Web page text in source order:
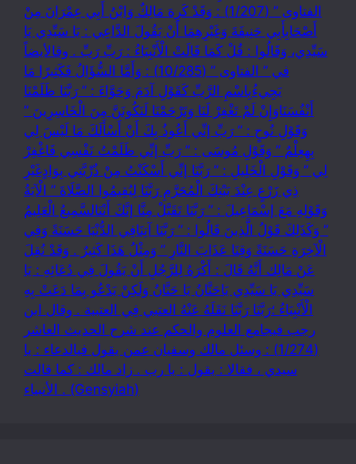
الفتاوى ” (1/207) : وَقَدْ كَرِهَ مَالِكٌ وَابْنُ أَبِي عِمْرَانَ مِنْ
أَصْحَابِأَبِي حَنِيفَةَ وَغَيْرِهِمَا أَنْ يَقُولَ الدَّاعِي : يَا سَيِّدِي يَا
سَيِّدِي، وَقَالُوا : قُلْ كَمَا قَالَتْ الْأَنْبِيَاءُ : رَبِّ رَبِّ . وقالأيضاً
في ” الفتاوى ” (10/285) : وَأَمَّا السُّؤَالُ فَكَثِيرًا مَا
يَجِيءُبِاسْمِ الرَّبِّ كَقَوْلِ آدَمَ وَحَوَّاءَ : ” رَبَّنَا ظَلَمْنَا
أَنْفُسَنَاوَإِنْ لَمْ تَغْفِرْ لَنَا وَتَرْحَمْنَا لَنَكُونَنَّ مِنَ الْخَاسِرِينَ ”
وَقَوْلِ نُوحٍ : ” رَبِّ إنِّي أَعُوذُ بِكَ أَنْ أَسْأَلَكَ مَا لَيْسَ لِي
بِهِعِلْمٌ ” وَقَوْلِ مُوسَى : ” رَبِّ إنِّي ظَلَمْتُ نَفْسِي فَاغْفِرْ
لِي ” وَقَوْلِ الْخَلِيلِ : ” رَبَّنَا إنِّي أَسْكَنْتُ مِنْ ذُرِّيَّتِي بِوَادٍغَيْرِ
ذِي زَرْعٍ عِنْدَ بَيْتِكَ الْمُحَرَّمِ رَبَّنَا لِيُقِيمُوا الصَّلَاةَ ” الْآيَةُ
وَقَوْلِهِ مَعَ إسْمَاعِيلَ : ” رَبَّنَا تَقَبَّلْ مِنَّا إنَّكَ أَنْتَالسَّمِيعُ الْعَلِيمُ
” وَكَذَلِكَ قَوْلُ الَّذِينَ قَالُوا : ” رَبَّنَا آتِنَافِي الدُّنْيَا حَسَنَةً وَفِي
الْآخِرَةِ حَسَنَةً وَقِنَا عَذَابَ النَّارِ ” وَمِثْلُ هَذَا كَثِيرٌ . وَقَدْ نُقِلَ
عَنْ مَالِك أَنَّهُ قَالَ : أَكْرَهُ لِلرَّجُلِ أَنْ يَقُولَ فِي دُعَائِهِ : يَا
سَيِّدِي يَا سَيِّدِي يَاحَنَّانُ يَا حَنَّانُ وَلَكِنْ يَدْعُو بِمَا دَعَتْ بِهِ
الْأَنْبِيَاءُ ؛رَبَّنَا رَبَّنَا نَقَلَهُ عَنْهُ العتبي فِي العتبية . وقال ابن
رجب فيجامع العلوم والحكم عند شرح الحديث العاشر
(1/274) : وسئل مالك وسفيان عمن يقول فيالدعاء : يا
سيدي ، فقالا : يقول : يا رب . زاد مالك : كما قالت
الأنبياء . (Gensyiah)